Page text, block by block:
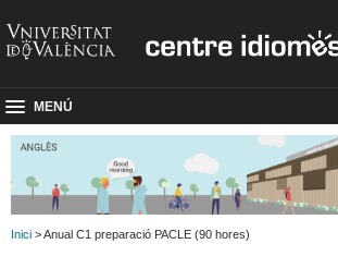
MENÚ
Inici > Anual C1 preparació PACLE (90 hores)